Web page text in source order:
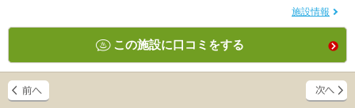
施設情報
この施設に口コミをする